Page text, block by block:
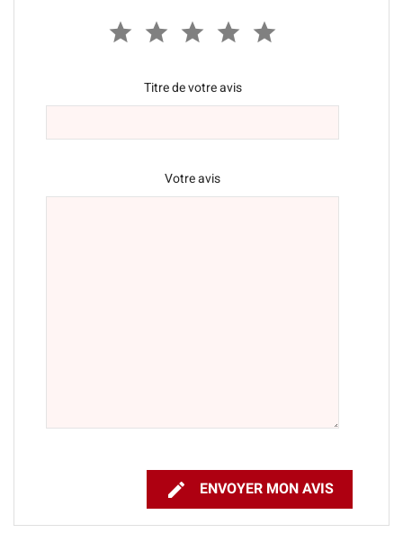
Titre de votre avis
Votre avis
 ENVOYER MON AVIS